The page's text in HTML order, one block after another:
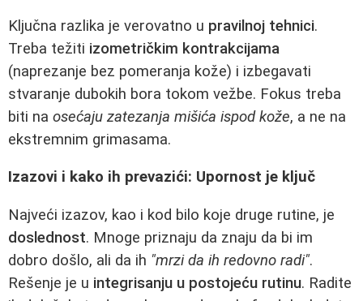
Ključna razlika je verovatno u pravilnoj tehnici.
Treba težiti izometričkim kontrakcijama
(naprezanje bez pomeranja kože) i izbegavati
stvaranje dubokih bora tokom vežbe. Fokus treba
biti na osećaju zatezanja mišića ispod kože, a ne na
ekstremnim grimasama.
Izazovi i kako ih prevazići: Upornost je ključ
Najveći izazov, kao i kod bilo koje druge rutine, je
doslednost. Mnoge priznaju da znaju da bi im
dobro došlo, ali da ih "mrzi da ih redovno radi".
Rešenje je u integrisanju u postojeću rutinu. Radite